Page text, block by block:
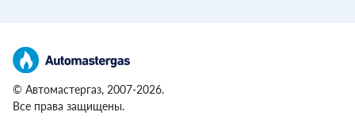
© Автомастергаз, 2007-2026.
Все права защищены.